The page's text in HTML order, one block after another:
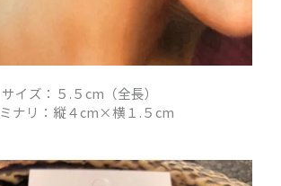
サイズ：５.５cm（全長）
ナリ：縦４cm×横１.５cm